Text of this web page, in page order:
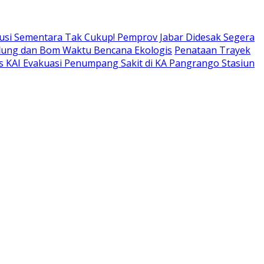
Sementara Tak Cukup! Pemprov Jabar Didesak Segera
dan Bom Waktu Bencana Ekologis Penataan Trayek
Evakuasi Penumpang Sakit di KA Pangrango Stasiun